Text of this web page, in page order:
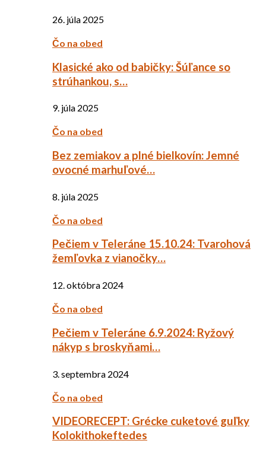
26. júla 2025
Čo na obed
Klasické ako od babičky: Šúľance so
strúhankou, s…
9. júla 2025
Čo na obed
Bez zemiakov a plné bielkovín: Jemné
ovocné marhuľové…
8. júla 2025
Čo na obed
Pečiem v Teleráne 15.10.24: Tvarohová
žemľovka z vianočky…
12. októbra 2024
Čo na obed
Pečiem v Teleráne 6.9.2024: Ryžový
nákyp s broskyňami…
3. septembra 2024
Čo na obed
VIDEORECEPT: Grécke cuketové guľky
Kolokithokeftedes